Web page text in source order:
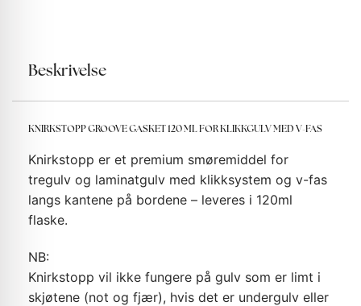
Beskrivelse
KNIRKSTOPP GROOVE GASKET 120 ML FOR KLIKKGULV MED V-FAS
Knirkstopp er et premium smøremiddel for
tregulv og laminatgulv med klikksystem og v-fas
langs kantene på bordene – leveres i 120ml
flaske.
NB:
Knirkstopp vil ikke fungere på gulv som er limt i
skjøtene (not og fjær), hvis det er undergulv eller